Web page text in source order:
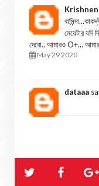
মেয়েটার
দেবো.. আমারও O+...
May 29 2020
dataaa